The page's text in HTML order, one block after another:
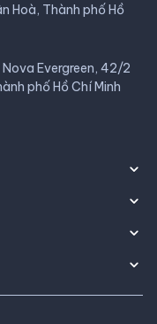
Hoà, Thành phố Hồ
Evergreen, 42/2
phố Hồ Chí Minh